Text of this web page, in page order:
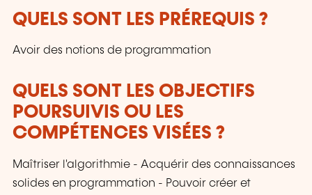
QUELS SONT LES PRÉREQUIS ?
Avoir des notions de programmation
QUELS SONT LES OBJECTIFS
POURSUIVIS OU LES
COMPÉTENCES VISÉES ?
Maîtriser l'algorithmie - Acquérir des connaissances
solides en programmation - Pouvoir créer et